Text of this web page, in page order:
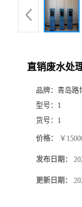
品
厅
直销废水处
品牌： 青岛路
型号： 1
货号： 1
价格： ￥
发布日期：
更新日期：